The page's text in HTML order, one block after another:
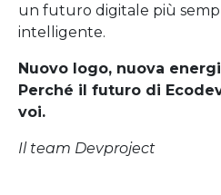
un futuro digitale più
intelligente.
Nuovo logo, nuova
Perché il futuro di
voi.
Il team Devproject